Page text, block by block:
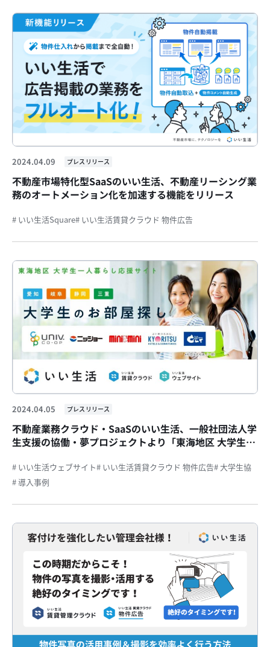
2024.04.09 プレスリリース
不動産市場特化型SaaSのいい生活、不動産リーシング業
務のオートメーション化を加速する機能をリリース
# いい生活Square# いい生活賃貸クラウド 物件広告
2024.04.05 プレスリリース
不動産業務クラウド・SaaSのいい生活、一般社団法人学
生支援の協働・夢プロジェクトより「東海地区 大学生一
援
# いい生活ウェブサイト# いい生活賃貸クラウド 物件広告# 大学生協
# 導入事例